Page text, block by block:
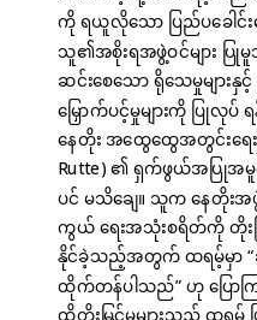
ကို ရယူလိုသော ပြည်ပခေါင်းဆ
သူ၏အစိုးရအဖွဲ့ဝင်များ ပ
ဆင်းစေသော ရိုသေမှုများနှ
မြှောက်ပင့်မှုများကို ပြုလုပ်
နေတိုး အထွေထွေအတွင်းရေး
Rutte) ၏ ရှက်ဖွယ်အပြုအ
ပင် မသိချေ။ သူက နေတိုးအ
ကွယ် ရေးအသုံးစရိတ်ကို တိုး
နိုင်ခဲ့သည့်အတွက် ထရမ့်မှာ “ခ
ထိုက်တန်ပါသည်” ဟု ပြောက
ထိုတိုးမြှင့်မှုများသည် ထရမ့်